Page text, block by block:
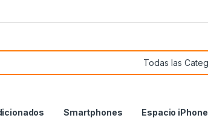
Smartphones Espacio iPhone